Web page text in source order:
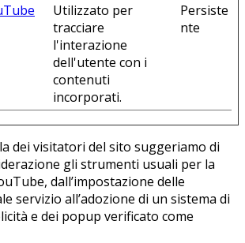
Utilizzato per
tracciare
l'interazione
dell'utente con i
contenuti
incorporati.
Persiste
nte
dei visitatori del sito suggeriamo di
gli strumenti usuali per la
dall’impostazione delle
servizio all’adozione di un sistema di
e dei popup verificato come